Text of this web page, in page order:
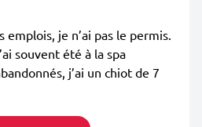
emplois, je n’ai pas le permis.
souvent été à la spa
j’ai un chiot de 7